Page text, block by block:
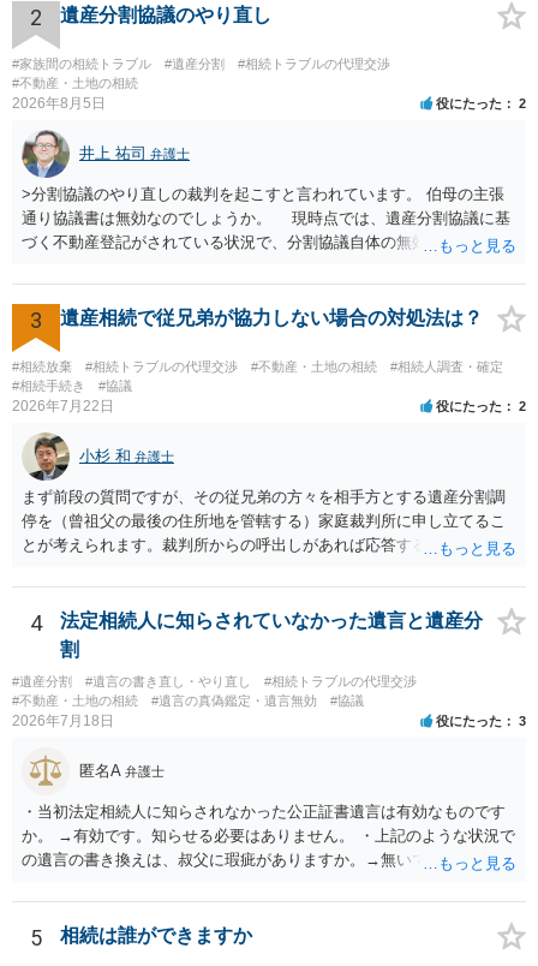
してください。 質問２について 請求棄却を求める答弁書を提出すれ
ば、第１回期日は出席する必要がありません。その日は差支え（用事
があり出席できない）との記載で十分です。 質問３について 弁護士で
はないので、ｍｉｎｔｓでの提出の必要は無いと思います。郵送（期
限までに届けばよい）で十分です。 詳細は、書面記載の裁判所書記官
にお問い合わせください。 以上、ご参考まで。
2 遺産分割協議のやり直し
#家族間の相続トラブル #遺産分割
#相続トラブルの代理交渉
#不動産・土地の相続
2026年8月5日 役にたった 2
井上 祐司 弁護士
>分割協議のやり直しの裁判を起こすと言われています。 伯母の主張
通り協議書は無効なのでしょうか。 現時点では、遺産分割協議に基
づく不動産登記がされている状況で、分割協議自体の無効を裁判所が
方の訴訟の主張及び立証次第ですが、 ・御祖母様の認知能力に関する
医師の意見書、筆跡鑑定 が提出されればその効力が否定される可能性
はありますが、 ・伯母様自身が分割協議に加わっていること ・御祖母
様の意に反する遺産分割協議を行う実益が誰にあったかの立証が困難
であること からすると、実際に遺産分割協議の効力が否定される可能
性はそれほど高くない（立証のハードルは非常に高い）ということが
言えると思います。
3 遺産相続で従兄弟が協力しない場合の対処法は？
#相続放棄 #相続トラブルの代理交渉 #不動産・土地の相続
#相続人調査・確定
#相続手続き
#協議
2026年7月22日 役にたった 2
小杉 和 弁護士
まず前段の質問ですが、その従兄弟の方々を相手方とする遺産分割調
停を（曾祖父の最後の住所地を管轄する）家庭裁判所に申し立てるこ
とが考えられます。裁判所からの呼出しがあれば応答する可能性がま
能と思われます。時間が思った以上にないので必要書類をてきぱきと
揃える必要があります。その点是非御注意ください。
4
法定相続人に知らされていなかった遺言と遺産分
割
#遺産分割 #遺言の書き直し・やり直し
#相続トラブルの代理交渉
#不動産・土地の相続
#遺言の真偽鑑定・遺言無効 #協議
2026年7月18日 役にたった 3
匿名A 弁護士
・当初法定相続人に知らされなかった公正証書遺言は有効なものです
か。 →有効です。知らせる必要はありません。 ・上記のような状況で
の遺言の書き換えは、叔父に瑕疵がありますか。→無いです。 ・分割
ますか。 →本人が自由に決められますので、どこが妥当とは言えない
です。客観的な基準もありません。 ・できれば穏やかに、分割を拒否
することはできますか。 →分割を拒否するということは、遺産はいら
5 相続は誰ができますか